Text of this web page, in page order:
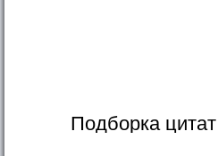
Подборка